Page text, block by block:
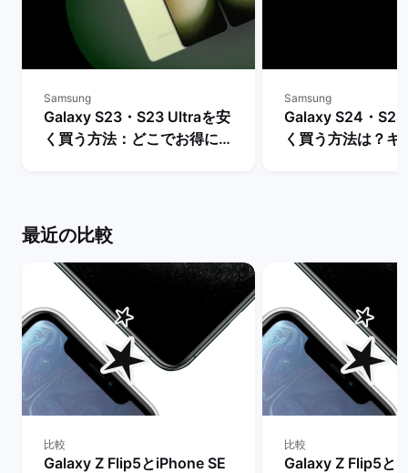
Samsung
Galaxy S23・S23 Ultraを安
く買う方法：どこでお得に購
Samsung
Galaxy S24・
く買う方法は？キ
最近の比較
比較
Galaxy Z Flip5とiPhone SE
比較
Galaxy Z Flip5と